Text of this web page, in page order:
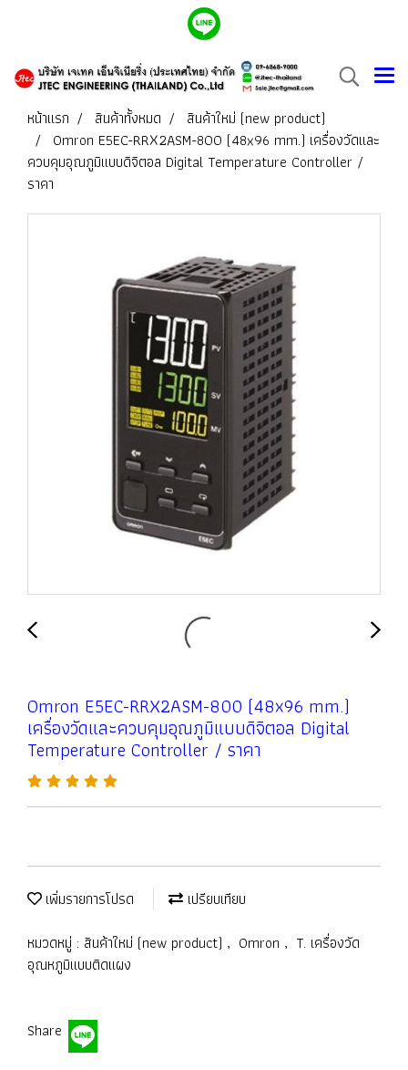
หน้าแรก สินค้าทั้งหมด
สินค้าใหม่ (new product)
Omron E5EC-RRX2ASM-800 (48x96 mm.) เครื่องวัดและ
ควบคุมอุณภูมิแบบดิจิตอล Digital Temperature Controller /
ราคา
Omron E5EC-RRX2ASM-800 (48x96 mm.)
เครื่องวัดและควบคุมอุณภูมิแบบดิจิตอล Digital
Temperature Controller / ราคา
เพิ่มรายการโปรด
เปรียบเทียบ
หมวดหมู่ : สินค้าใหม่ (new product) , Omron , T. เครื่องวัด
อุณหภูมิแบบติดแผง
Share